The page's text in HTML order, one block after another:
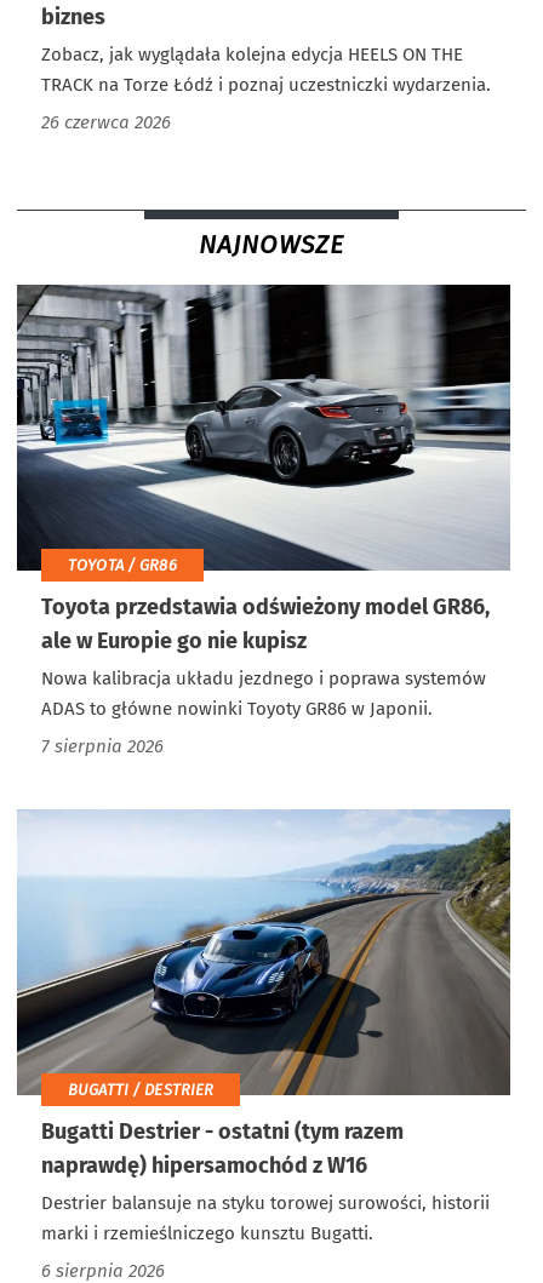
biznes
Zobacz, jak wyglądała kolejna edycja HEELS ON THE
TRACK na Torze Łódź i poznaj uczestniczki wydarzenia.
26 czerwca 2026
NAJNOWSZE
TOYOTA / GR86
Toyota przedstawia odświeżony model GR86,
ale w Europie go nie kupisz
Nowa kalibracja układu jezdnego i poprawa systemów
ADAS to główne nowinki Toyoty GR86 w Japonii.
7 sierpnia 2026
BUGATTI / DESTRIER
Bugatti Destrier - ostatni (tym razem
naprawdę) hipersamochód z W16
Destrier balansuje na styku torowej surowości, historii
marki i rzemieślniczego kunsztu Bugatti.
6 sierpnia 2026